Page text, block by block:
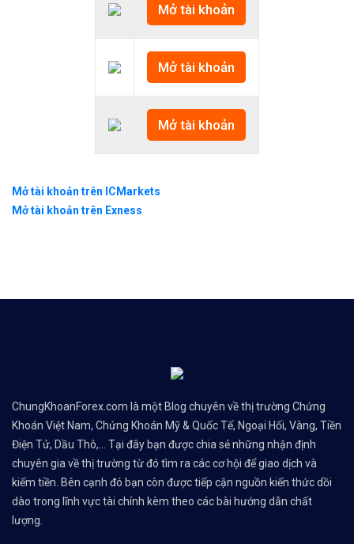
✅Xem video hướng dẫn cách mua bán tiền điện
𝘟𝘦𝘮 𝘤𝘩𝘪 𝘵𝘪ế𝘵: https://chungkhoanforex.com/12-
#binance #remitano #bitcoin #tiendientu
Mở tài khoản
Mở tài khoản
Mở tài khoản
Mở tài khoản trên ICMarkets
Mở tài khoản trên Exness
ChungKhoanForex.com là một Blog chuyên về thị trường Chứng
Khoán Việt Nam, Chứng Khoán Mỹ & Quốc Tế, Ngoại Hối, Vàng, Tiền
Điện Tử, Dầu Thô,... Tại đây bạn được chia sẻ những nhận định
chuyên gia về thị trường từ đó tìm ra các cơ hội để giao dịch và
kiếm tiền. Bên cạnh đó bạn còn được tiếp cận nguồn kiến thức dồi
dào trong lĩnh vực tài chính kèm theo các bài hướng dẫn chất
lượng.